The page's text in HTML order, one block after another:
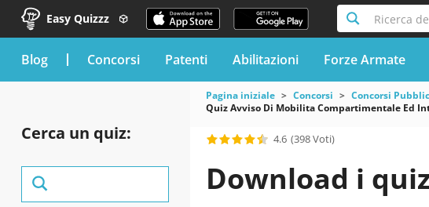
Easy Quizzz Ricerca
blog Concorsi Patenti Abilitazioni Forze Armate
Cerca un quiz:
Pagina iniziale Concorsi
Concorsi
Quiz Avviso Di Mobilita Compartimentale Ed
4.6 (398 Voti)
Download i